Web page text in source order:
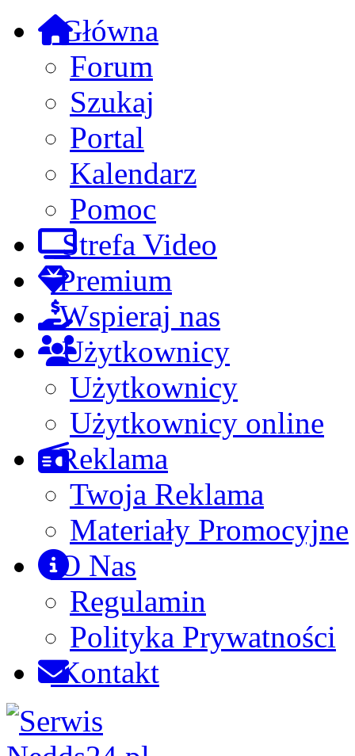
Główna
Forum
Szukaj
Portal
Kalendarz
Pomoc
Strefa Video
Premium
Wspieraj nas
Użytkownicy
Użytkownicy
Użytkownicy online
Reklama
Twoja Reklama
Materiały Promocyjne
O Nas
Regulamin
Polityka Prywatności
Kontakt